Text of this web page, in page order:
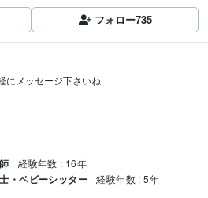
フォロー735
にメッセージ下さいね
経験年数 : 16年
・ベビーシッター 経験年数 : 5年